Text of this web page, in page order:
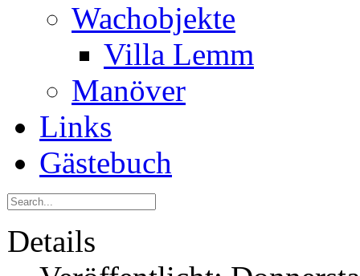
Wachobjekte
Villa Lemm
Manöver
Links
Gästebuch
Details